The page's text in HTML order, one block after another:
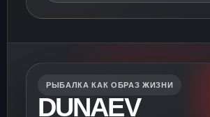
РЫБАЛКА КАК ОБРАЗ ЖИЗНИ
DUNAEV